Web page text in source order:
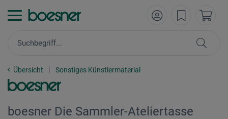
Übersicht Sonstiges Künstlermaterial
boesner Die Sammler-Ateliertasse